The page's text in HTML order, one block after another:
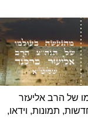
של הרב אליעזר
שוטפים 24 שעות, חדשות, תמונות, וידאו,